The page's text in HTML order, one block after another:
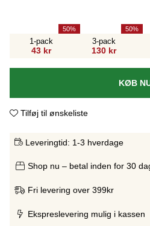
1-pack
43 kr
50
3-pack
130 kr
50
KØB
Tilføj til ønskeliste
Leveringtid: 1-3 hverdage
Shop nu – betal inden for 30
Fri levering over 399kr
Ekspreslevering mulig i kassen